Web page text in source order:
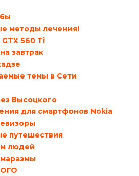
методы лечения!
GTX 560 Ti
завтрак
темы в Сети
Высоцкого
для смартфонов Nokia
путешествия
людей